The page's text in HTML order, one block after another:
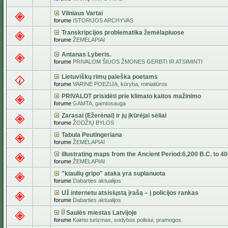
Vilniaus Vartai
forume ISTORIJOS ARCHYVAS
Transkripcijos problematika žemėlapiuose
forume ŽEMĖLAPIAI
Antanas Lyberis.
forume PRIVALOM ŠIUOS ŽMONES GERBTI IR ATSIMINTI
Lietuviškų rimų paieška poetams
forume VARINĖ POEZIJA, kūryba, miniatiūros
PRIVALOT prisidėti prie klimato kaitos mažinimo
forume GAMTA, gamtosauga
Zarasai (Ežerėnai) ir jų įkūrėjai sėliai
forume ŽODŽIŲ BYLOS
Tabula Peutingeriana
forume ŽEMĖLAPIAI
illustrating maps from the Ancient Period:6,200 B.C. to
forume ŽEMĖLAPIAI
"kiaulių gripo" ataka yra suplanuota
forume Dabarties aktualijos
Už internetu atsisiųstą įrašą – į policijos rankas
forume Dabarties aktualijos
Saulės miestas Latvijoje
forume Kaimo turizmas, sodybos poilsiui, pramogos.